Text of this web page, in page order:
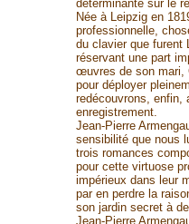
déterminante sur le
Née à Leipzig en
professionnelle,
du clavier que furent
réservant une part
œuvres de son mari,
pour déployer
redécouvrons, enfin,
enregistrement.
Jean-Pierre
sensibilité que nous
trois romances
pour cette virtuose
impérieux dans leur
par en perdre la
son jardin secret à
Jean-Pierre